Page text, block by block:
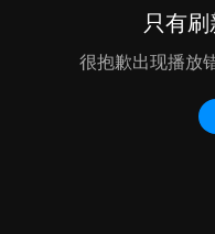
只有刷
很抱歉出现播放